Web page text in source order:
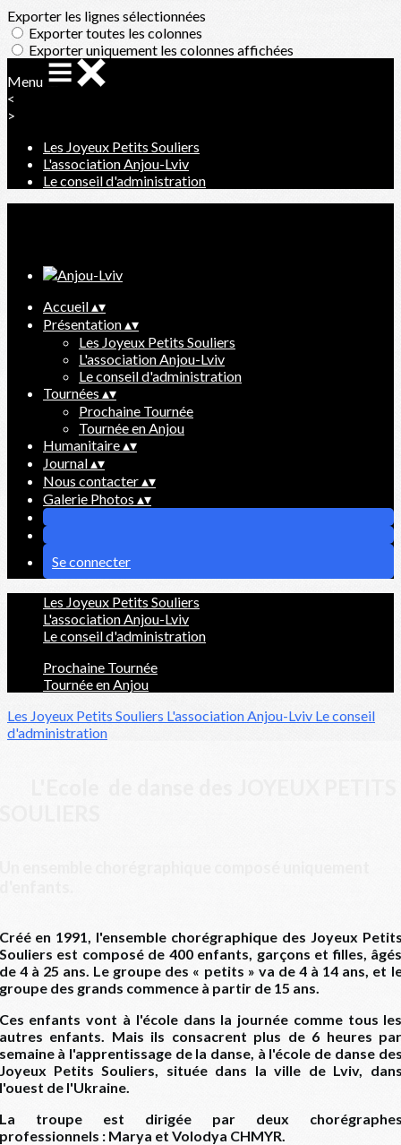
Exporter les lignes sélectionnées
Exporter toutes les colonnes
Exporter uniquement les colonnes affichées
Menu
<
>
Les Joyeux Petits Souliers
L'association Anjou-Lviv
Le conseil d'administration
Accueil▴▾
Présentation▴▾
Les Joyeux Petits Souliers
L'association Anjou-Lviv
Le conseil d'administration
Tournées ▴▾
Prochaine Tournée
Tournée en Anjou
Humanitaire▴▾
Journal▴▾
Nous contacter▴▾
Galerie Photos ▴▾
Se connecter
Les Joyeux Petits Souliers
L'association Anjou-Lviv
Le conseil d'administration
Prochaine Tournée
Tournée en Anjou
Les Joyeux Petits Souliers L'association Anjou-Lviv Le conseil
d'administration
en 1991, l'ensemble chorégraphique des Joyeux
est composé de 400 enfants, garçons et filles,
4 à 25 ans. Le groupe des « petits » va de 4 à 14 ans, et
des grands commence à partir de 15 ans.
enfants vont à l'école dans la journée comme tous
enfants. Mais ils consacrent plus de 6 heures
à l'apprentissage de la danse, à l'école de danse
Petits Souliers, située dans la ville de Lviv,
de l'Ukraine.
troupe est dirigée par deux
: Marya et Volodya CHMYR.